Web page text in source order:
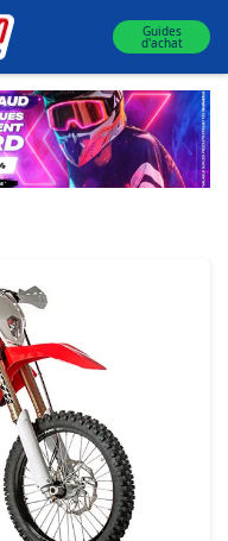
Guides
d'achat